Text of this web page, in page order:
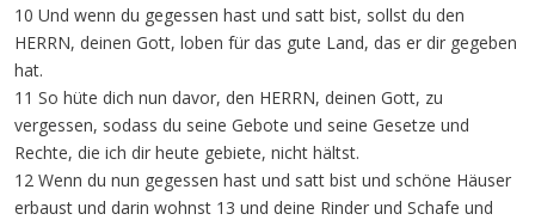
10 Und wenn du gegessen hast und satt bist, sollst du den
HERRN, deinen Gott, loben für das gute Land, das er dir gegeben
hat.
11 So hüte dich nun davor, den HERRN, deinen Gott, zu
vergessen, sodass du seine Gebote und seine Gesetze und
Rechte, die ich dir heute gebiete, nicht hältst.
12 Wenn du nun gegessen hast und satt bist und schöne Häuser
erbaust und darin wohnst 13 und deine Rinder und Schafe und